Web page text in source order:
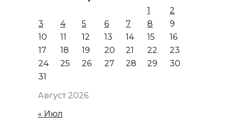
Август 2026
1
2
3
4 5 6 7 8
9
10
11 12 13 14 15
16
17
18 19 20 21 22
23
24
25 26 27 28 29
30
31
« Июл